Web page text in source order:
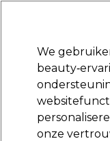
Merken Deals
Na
We
onze